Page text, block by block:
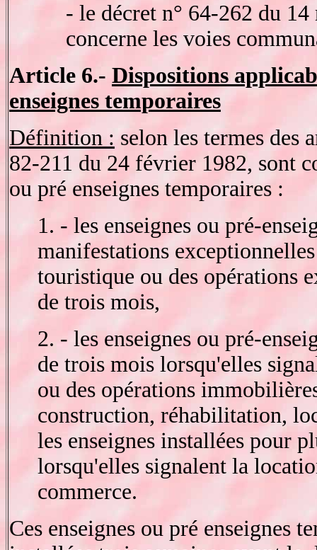
- le décret n° 64-262 du
concerne les voies
Article 6.- Dispositions
enseignes temporaires
Définition : selon les termes des
82-211 du 24 février 1982, sont
ou pré enseignes temporaires :
1. - les enseignes ou pré-
manifestations
touristique ou des opérations
de trois mois,
2. - les enseignes ou pré-
de trois mois lorsqu'elles
ou des opérations
construction, réhabilitation,
les enseignes installées pour
lorsqu'elles signalent la
commerce.
Ces enseignes ou pré enseignes